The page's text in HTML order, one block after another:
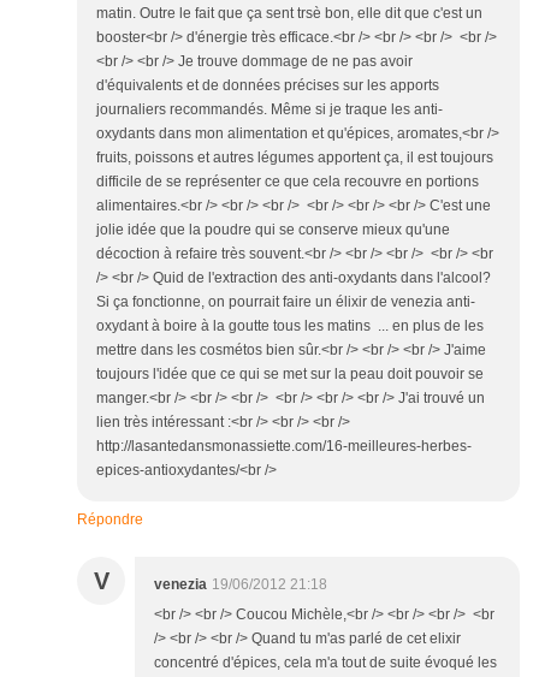
matin. Outre le fait que ça sent trsè bon, elle dit que c'est un
booster<br /> d'énergie très efficace.<br /> <br /> <br /> <br />
<br /> <br /> Je trouve dommage de ne pas avoir
d'équivalents et de données précises sur les apports
journaliers recommandés. Même si je traque les anti-
oxydants dans mon alimentation et qu'épices, aromates,<br />
fruits, poissons et autres légumes apportent ça, il est toujours
difficile de se représenter ce que cela recouvre en portions
alimentaires.<br /> <br /> <br /> <br /> <br /> <br /> C'est une
jolie idée que la poudre qui se conserve mieux qu'une
décoction à refaire très souvent.<br /> <br /> <br /> <br /> <br
/> <br /> Quid de l'extraction des anti-oxydants dans l'alcool?
Si ça fonctionne, on pourrait faire un élixir de venezia anti-
oxydant à boire à la goutte tous les matins ... en plus de les
mettre dans les cosmétos bien sûr.<br /> <br /> <br /> J'aime
toujours l'idée que ce qui se met sur la peau doit pouvoir se
manger.<br /> <br /> <br /> <br /> <br /> <br /> J'ai trouvé un
lien très intéressant :<br /> <br /> <br />
http://lasantedansmonassiette.com/16-meilleures-herbes-
epices-antioxydantes/<br />
Répondre
V venezia 19/06/2012 21:18
<br /> <br /> Coucou Michèle,<br /> <br /> <br /> <br
/> <br /> <br /> Quand tu m'as parlé de cet elixir
concentré d'épices, cela m'a tout de suite évoqué les